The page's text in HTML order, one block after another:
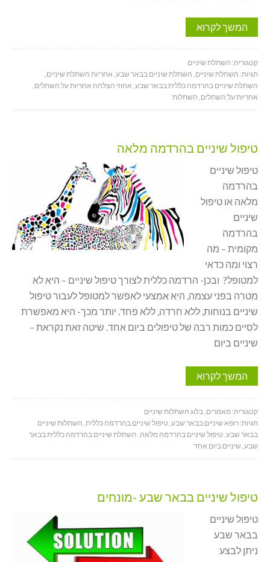
המשך לקרוא
קטגוריה: השתלת שיניים
תגיות: השתלת שיניים, השתלת שיניים בבאר שבע, אחריות השתלת שיניים,
השתלת שיניים בהרדמה כללית בבאר שבע, אחוזי הצלחה אחריות על השתלים,
אחריות על השתלים, השתלות
טיפול שיניים בהרדמה מלאה
טיפול שיניים
בהרדמה
מלאה או טיפול
שיניים
בהרדמה
מקומית – מה
רצוי ומה כדאי
למטופל? ובכן- הרדמה כללית לצורך טיפול שיניים – היא לא
מטרה בפני עצמה, היא אמצעי לאפשר למטופל לעבור טיפול
שיניים בנוחות, ללא חרדה, ללא פחד. יותר מכך- היא מאפשרת
לסיים כמות רבה של טיפולים ביום אחד. שיטה זאת נקראת –
שיניים ביום
המשך לקרוא
קטגוריה: מאמרים,בלוג השתלות שיניים
תגיות: רופא שיניים בבאר שבע, טיפול שיניים בהרדמה כללית, השתלות שיניים
בבאר שבע, טיפול שיניים בהרדמה מלאה, השתלת שיניים בהרדמה כללית בבאר
שבע, שיניים ביום אחד
טיפול שיניים בבאר שבע -מונחים
טיפול שיניים
בבאר שבע
ניתן לבצע